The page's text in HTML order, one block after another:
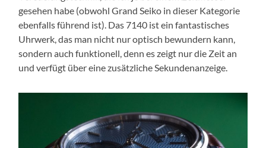
gesehen habe (obwohl Grand Seiko in dieser Kategorie
ebenfalls führend ist). Das 7140 ist ein fantastisches
Uhrwerk, das man nicht nur optisch bewundern kann,
sondern auch funktionell, denn es zeigt nur die Zeit an
und verfügt über eine zusätzliche Sekundenanzeige.